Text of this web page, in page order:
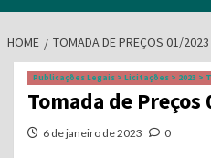
HOME TOMADA DE PREÇOS 01/2023
Publicações Legais > Licitações > 2023 >
Tomada de Preços
6 de janeiro de 2023 0